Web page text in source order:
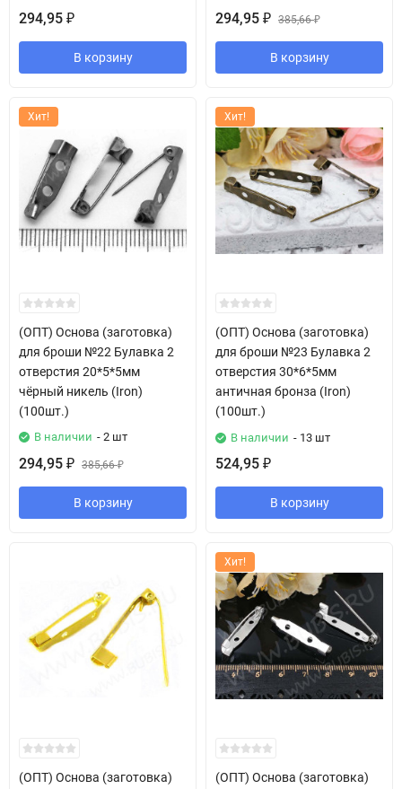
294,95 ₽
В корзину
294,95 ₽ 385,66₽
В корзину
Хит!
(ОПТ) Основа (заготовка)
для броши №22 Булавка 2
отверстия 20*5*5мм
чёрный никель (Iron)
(100шт.)
В наличии - 2 шт
294,95 ₽ 385,66₽
В корзину
Хит!
(ОПТ) Основа (заготовка)
для броши №23 Булавка 2
отверстия 30*6*5мм
античная бронза (Iron)
(100шт.)
В наличии - 13 шт
524,95 ₽
В корзину
(ОПТ) Основа (заготовка)
Хит!
(ОПТ) Основа (заготовка)